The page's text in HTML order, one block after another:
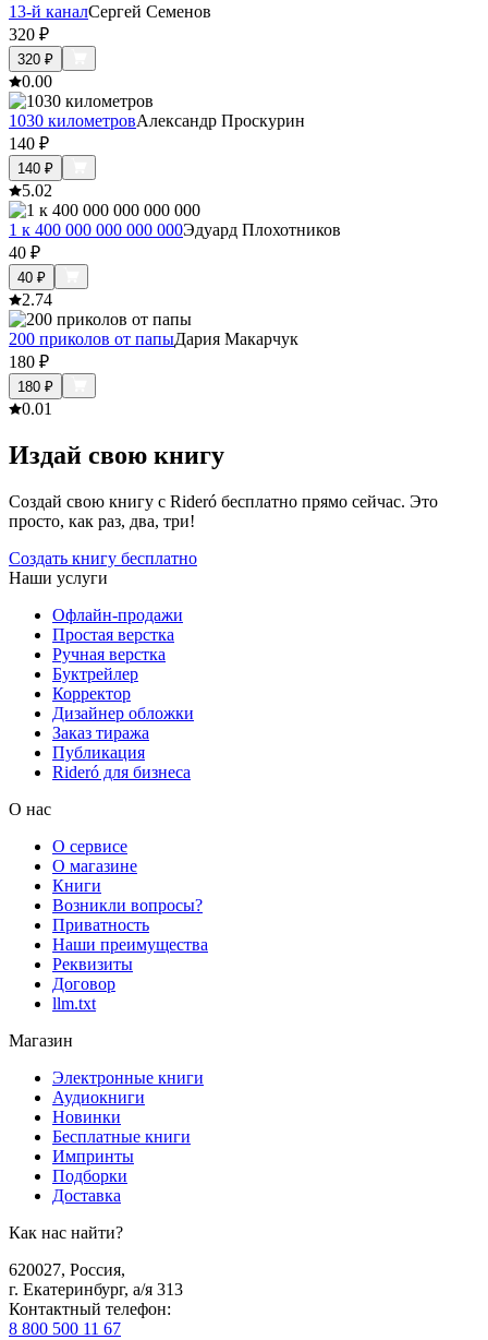
13-й каналСергей Семенов
320 ₽
320 ₽
0.00
1030 километровАлександр Проскурин
140 ₽
140 ₽
5.02
1 к 400 000 000 000 000Эдуард Плохотников
40 ₽
40 ₽
2.74
200 приколов от папыДария Макарчук
180 ₽
180 ₽
0.01
Издай свою книгу
Создай свою книгу с Rideró бесплатно прямо сейчас. Это
просто, как раз, два, три!
Создать книгу бесплатно
Наши услуги
Офлайн-продажи
Простая верстка
Ручная верстка
Буктрейлер
Корректор
Дизайнер обложки
Заказ тиража
Публикация
Rideró для бизнеса
О нас
О сервисе
О магазине
Книги
Возникли вопросы?
Приватность
Наши преимущества
Реквизиты
Договор
llm.txt
Магазин
Электронные книги
Аудиокниги
Новинки
Бесплатные книги
Импринты
Подборки
Доставка
Как нас найти?
620027, Россия,
г. Екатеринбург, а/я 313
Контактный телефон:
8 800 500 11 67